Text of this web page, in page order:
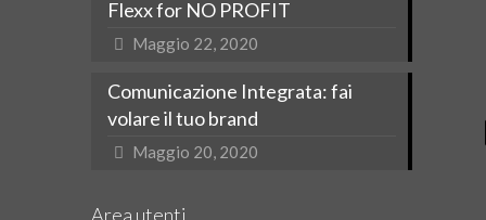
Flexx for NO PROFIT
Maggio 22, 2020
Comunicazione Integrata: fai
volare il tuo brand
Maggio 20, 2020
Area utenti